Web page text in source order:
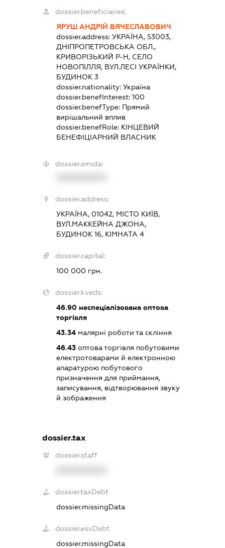
dossier.beneficiaries:
ЯРУШ АНДРІЙ ВЯЧЕСЛАВОВИЧ
dossier.address:УКРАЇНА, 53003,
ДНІПРОПЕТРОВСЬКА ОБЛ.,
КРИВОРІЗЬКИЙ Р-Н, СЕЛО
НОВОПІЛЛЯ, ВУЛ.ЛЕСІ УКРАЇНКИ,
БУДИНОК 3
dossier.nationality:Україна
dossier.benefInterest:100
dossier.benefType: Прямий
вирішальний вплив
dossier.benefRole: КІНЦЕВИЙ
БЕНЕФІЦІАРНИЙ ВЛАСНИК
dossier.smida:
dossier.address:
УКРАЇНА, 01042, МІСТО КИЇВ,
ВУЛ.МАККЕЙНА ДЖОНА,
БУДИНОК 16, КІМНАТА 4
dossier.capital:
100 000 грн.
dossier.kveds:
46.90 неспеціалізована оптова
торгівля
43.34 малярні роботи та скління
46.43 оптова торгівля побутовими
електротоварами й електронною
апаратурою побутового
призначення для приймання,
записування, відтворювання звуку
й зображення
dossier.tax
dossier.staff
dossier.taxDebt
dossier.missingData
dossier.esvDebt
dossier.missingData